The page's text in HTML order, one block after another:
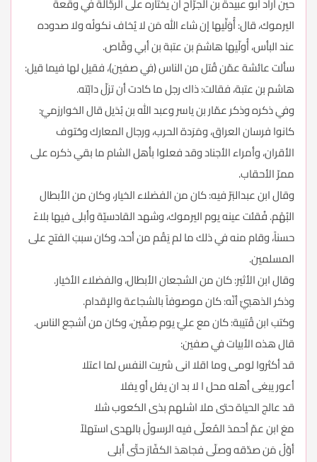
اليرموك، قال: أُوَلِّيها إن شاء الله مَن لا يُخاف نكولُه ولا صدوده
عند البأس، أُولّيها هاشمَ بن عتبة بن أبي وقّاص.
سألت عائشة عمّن قُتل من الناس (في صفين)، فقيل لها فيما قيل:
هاشم بن عتبة، فقالت: ذاك رجل ما كادت أن تزلّ دابّته.
وفي ذكره وذكر عمّار بن ياسر وعبد الله بن بُدَيل قال الخوارزميّ:
كانوا فرسان العراق، ومَرَدة الحرب، ورجال المعارك وحُتوف
الأقران، وأمراء الأجناد وقد فعلوا بأهل الشام ما بقي ذكره على
ممرّ الأحقاب.
وقال ابن عبدالبَرّ فيه: كان من الفضلاء الخيار، وكان من الأبطال
البُهْم. فُقئت عينه يوم اليرموك، وشهد القادسيّة وأبلى فيها بلاءً
حسناً، وقام منه في ذلك ما لم يَقُم من أحد، وكان سببَ الفتح على
المسلمين.
وقال ابن الأثير: كان من الشجعان الأبطال، والفضلاء الأخيار.
وذكر الذهبيّ أنّه: كان موصوفاً بالشجاعة والإقدام.
وكتب ابن قُتيبة: كان مع عليّ يوم صِفّين، وكان من أشجع الناس.
قال هذه الأبيات في صفين:
قد أكثروا لومى وما اقلا انى شريت النفس لما اعتلا
أعور يبغى أهله محل ا لا بد ان يفل أو يفلا
قد عالج الحياة حتى ملا اشلهم بذى الكعوب شلا
معَ ابن عمّ أحمدَ المُعلّى فيه الرسولُ بالهدى استهلاّ
أوّلُ مَن صدّقه وصلّى فجاهدَ الكفّارَ حتّى أبلى